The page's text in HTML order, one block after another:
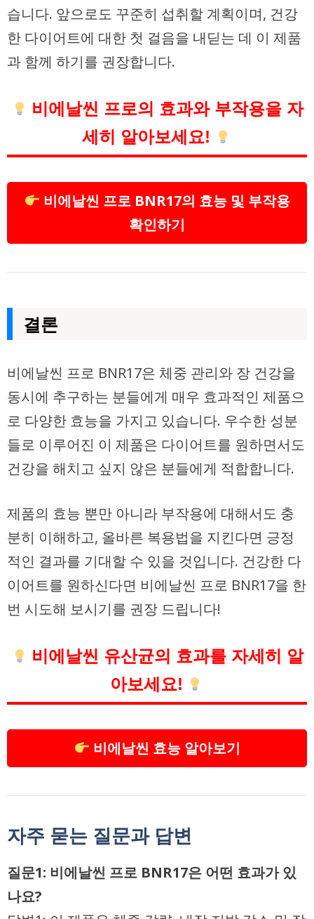
습니다. 앞으로도 꾸준히 섭취할 계획이며, 건강
한 다이어트에 대한 첫 걸음을 내딛는 데 이 제품
과 함께 하기를 권장합니다.
비에날씬 프로의 효과와 부작용을 자
세히 알아보세요!
비에날씬 프로 BNR17의 효능 및 부작용
확인하기
결론
비에날씬 프로 BNR17은 체중 관리와 장 건강을
동시에 추구하는 분들에게 매우 효과적인 제품으
로 다양한 효능을 가지고 있습니다. 우수한 성분
들로 이루어진 이 제품은 다이어트를 원하면서도
건강을 해치고 싶지 않은 분들에게 적합합니다.
제품의 효능 뿐만 아니라 부작용에 대해서도 충
분히 이해하고, 올바른 복용법을 지킨다면 긍정
적인 결과를 기대할 수 있을 것입니다. 건강한 다
이어트를 원하신다면 비에날씬 프로 BNR17을 한
번 시도해 보시기를 권장 드립니다!
비에날씬 유산균의 효과를 자세히 알
아보세요!
비에날씬 효능 알아보기
자주 묻는 질문과 답변
질문1: 비에날씬 프로 BNR17은 어떤 효과가 있
나요?